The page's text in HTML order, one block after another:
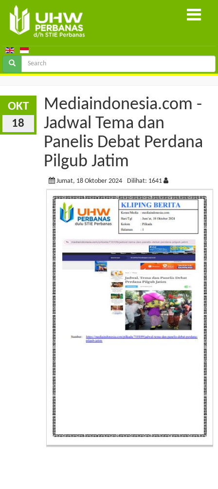
OKT
18
Mediaindonesia.com -
Jadwal Tema dan
Panelis Debat Perdana
Pilgub Jatim
Jumat, 18 Oktober 2024 Dilihat: 1641